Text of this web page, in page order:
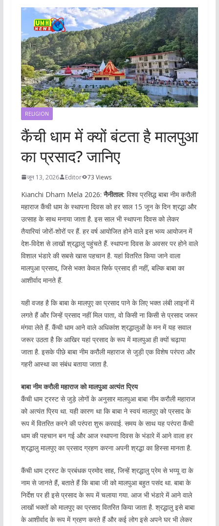
RELIGION
कैंची धाम में क्यों बंटता है मालपुआ
का प्रसाद? जानिए
जून 13, 2026 Editor 73 Views
Kianchi Dham Mela 2026:नैनीताल: विश्व प्रसिद्ध बाबा नीम करौली
महाराज कैंची धाम के स्थापना दिवस को हर साल 15 जून के दिन श्रद्धा और
उत्साह के साथ मनाया जाता है. इस साल भी स्थापना दिवस को लेकर
तैयारियां जोरों-शोरों पर हैं. हर वर्ष आयोजित होने वाले इस भव्य आयोजन में
देश-विदेश से लाखों श्रद्धालु पहुंचते हैं. स्थापना दिवस के अवसर पर होने वाले
विशाल भंडारे की सबसे खास पहचान है. यहां वितरित किया जाने वाला
मालपुआ प्रसाद, जिसे भक्त केवल सिर्फ प्रसाद ही नहीं, बल्कि बाबा का
आशीर्वाद मानते हैं.
यही वजह है कि बाबा के मालपुए का प्रसाद पाने के लिए भक्त लंबी लाइनों में
लगते हैं और जिन्हें प्रसाद नहीं मिल पाता, वो किसी ना किसी से प्रसाद जरूर
मंगवा लेते हैं. कैंची धाम आने वाले अधिकांश श्रद्धालुओं के मन में यह सवाल
जरूर उठता है कि आखिर यहां प्रसाद के रूप में मालपुआ ही क्यों चढ़ाया
जाता है. इसके पीछे बाबा नीम करौली महाराज से जुड़ी एक विशेष परंपरा और
गहरी आस्था का संबंध बताया जाता है.
बाबा नीम करौली महाराज को मालपुआ अत्यंत प्रिय
कैंची धाम ट्रस्ट से जुड़े लोगों के अनुसार मालपुआ बाबा नीम करौली महाराज
को अत्यंत प्रिय था. यही कारण था कि बाबा ने स्वयं मालपुए को प्रसाद के
रूप में वितरित करने की परंपरा शुरू करवाई. समय के साथ यह परंपरा कैंची
धाम की पहचान बन गई और आज स्थापना दिवस के भंडारे में आने वाला हर
श्रद्धालु मालपुए का प्रसाद ग्रहण करना अपनी श्रद्धा का हिस्सा मानता है.
कैंची धाम ट्रस्ट के प्रबंधक प्रमोद साह, जिन्हें श्रद्धालु प्रेम से भय्यू दा के
नाम से जानते हैं, बताते हैं कि बाबा जी को मालपुआ बहुत पसंद था. बाबा के
निर्देश पर ही इसे प्रसाद के रूप में चलाया गया. आज भी भंडारे में आने वाले
लाखों भक्तों को मालपुए का प्रसाद वितरित किया जाता है. श्रद्धालु इसे बाबा
के आशीर्वाद के रूप में ग्रहण करते हैं और कई लोग इसे अपने घर भी लेकर